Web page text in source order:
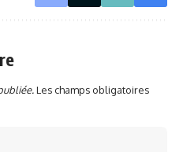
Les champs obligatoires